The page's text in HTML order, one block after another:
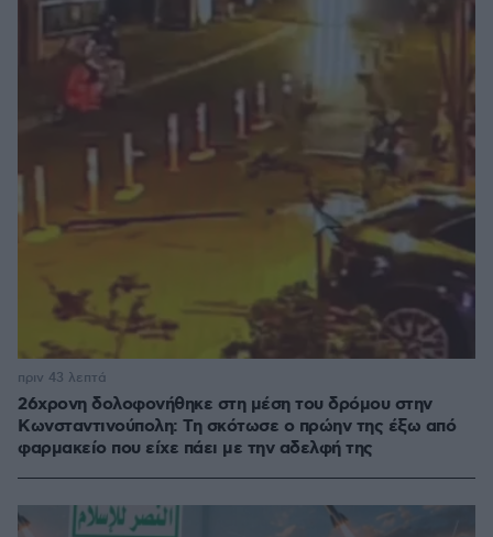
26χρονη δολοφονήθηκε στη μέση του δρόμου στην
Κωνσταντινούπολη: Τη σκότωσε ο πρώην της έξω από
φαρμακείο που είχε πάει με την αδελφή της
πριν 43 λεπτά